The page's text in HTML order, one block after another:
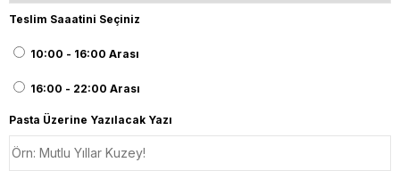
Teslim Saaatini Seçiniz
10:00 - 16:00 Arası
16:00 - 22:00 Arası
Pasta Üzerine Yazılacak Yazı